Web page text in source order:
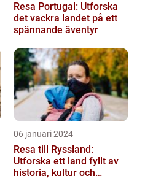
Resa Portugal: Utforska
det vackra landet på ett
spännande äventyr
06 januari 2024
Resa till Ryssland:
Utforska ett land fyllt av
historia, kultur och